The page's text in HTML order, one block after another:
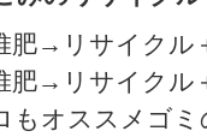
肥→リサイクル
肥→リサイクル
もオススメゴ